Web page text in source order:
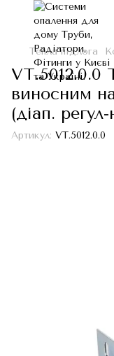
Тепла підлога
VT.5012.0.0
виносним
(діап.
Артикул: VT.5012.0.0